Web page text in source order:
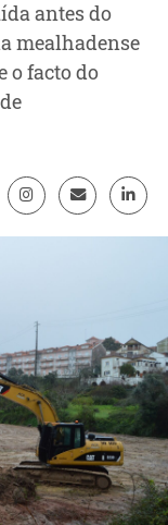
antes do
mealhadense
o facto do